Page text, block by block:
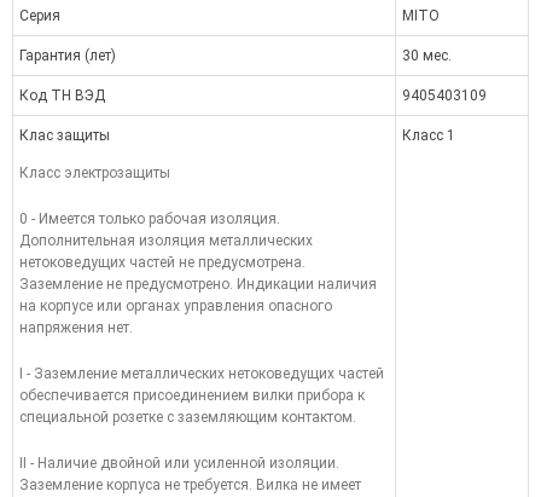
Серия MITO
Гарантия (лет) 30 мес.
Код ТН ВЭД 9405403109
Клас защиты
Класс электрозащиты
0 - Имеется только рабочая изоляция.
Дополнительная изоляция металлических
нетоковедущих частей не предусмотрена.
Заземление не предусмотрено. Индикации наличия
на корпусе или органах управления опасного
напряжения нет.
I - Заземление металлических нетоковедущих частей
обеспечивается присоединением вилки прибора к
специальной розетке с заземляющим контактом.
II - Наличие двойной или усиленной изоляции.
Заземление корпуса не требуется. Вилка не имеет
Класс 1